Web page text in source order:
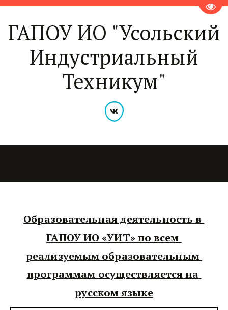
ГАПОУ ИО "Усольский
Индустриальный
Техникум"
Образовательная деятельность в
ГАПОУ ИО «УИТ» по всем
реализуемым образовательным
программам осуществляется на
русском языке